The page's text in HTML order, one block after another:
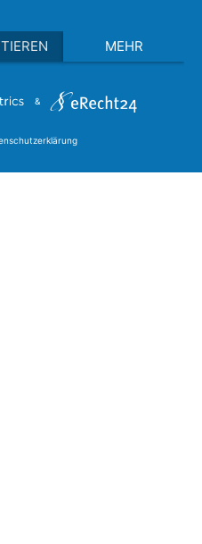
MEHR
&